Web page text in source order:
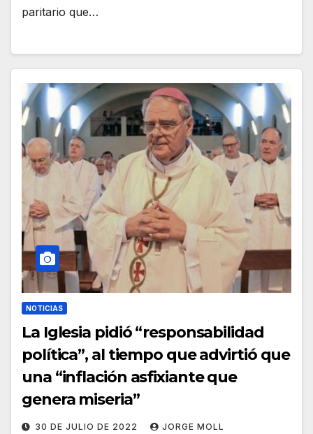
paritario que…
NOTICIAS
La Iglesia pidió “responsabilidad
política”, al tiempo que advirtió que
una “inflación asfixiante que
genera miseria”
30 DE JULIO DE 2022 JORGE MOLL